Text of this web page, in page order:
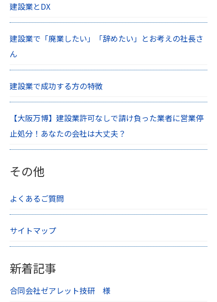
建設業とDX
建設業で「廃業したい」「辞めたい」とお考えの社長さ
ん
建設業で成功する方の特徴
【大阪万博】建設業許可なしで請け負った業者に営業停
止処分！あなたの会社は大丈夫？
その他
よくあるご質問
サイトマップ
新着記事
合同会社ゼアレット技研 様